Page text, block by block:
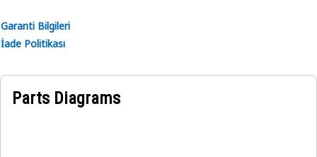
Garanti Bilgileri
İade Politikası
Parts Diagrams